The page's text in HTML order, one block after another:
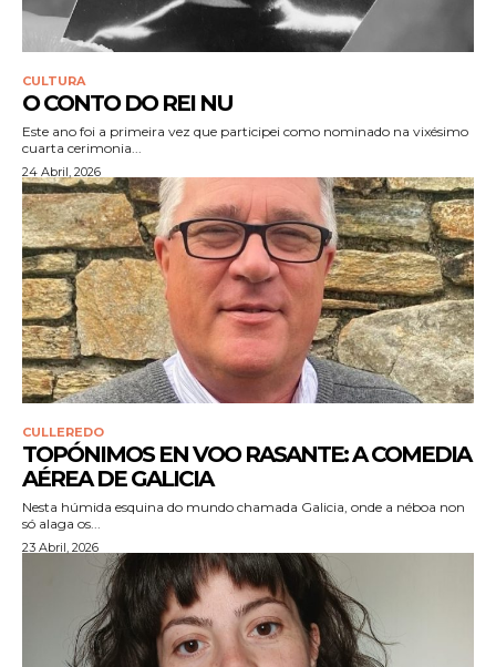
CULTURA
O CONTO DO REI NU
Este ano foi a primeira vez que participei como nominado na vixésimo
cuarta cerimonia...
24 Abril, 2026
CULLEREDO
TOPÓNIMOS EN VOO RASANTE: A COMEDIA
AÉREA DE GALICIA
Nesta húmida esquina do mundo chamada Galicia, onde a néboa non
só alaga os...
23 Abril, 2026